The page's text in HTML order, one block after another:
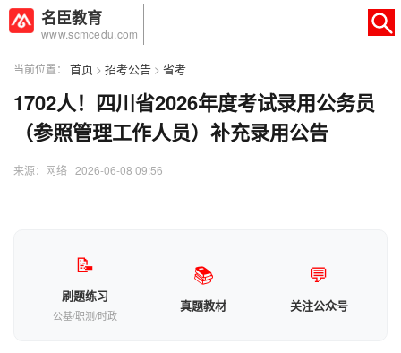
名臣教育
www.scmcedu.com
当前位置： 首页 > 招考公告 > 省考
1702人！四川省2026年度考试录用公务员
（参照管理工作人员）补充录用公告
来源：网络 2026-06-08 09:56
📝
刷题练习
公基/职测/时政
📚
真题教材
💬
关注公众号
AI智能助手 转人工